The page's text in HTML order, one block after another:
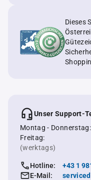
Dieses
Unser Support-
Montag - Donnerstag:
Freitag:
(werktags)
Hotline:
+43 1
E-Mail: